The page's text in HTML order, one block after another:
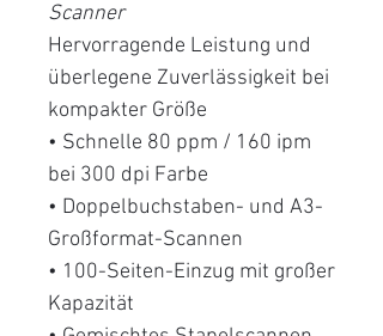
Scanner
Hervorragende Leistung und
überlegene Zuverlässigkeit bei
kompakter Größe
• Schnelle 80 ppm / 160 ipm
bei 300 dpi Farbe
• Doppelbuchstaben- und A3-
Großformat-Scannen
• 100-Seiten-Einzug mit großer
Kapazität